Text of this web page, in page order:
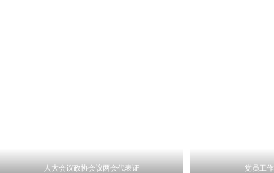
人大会议政协会议两会代表证 党员工